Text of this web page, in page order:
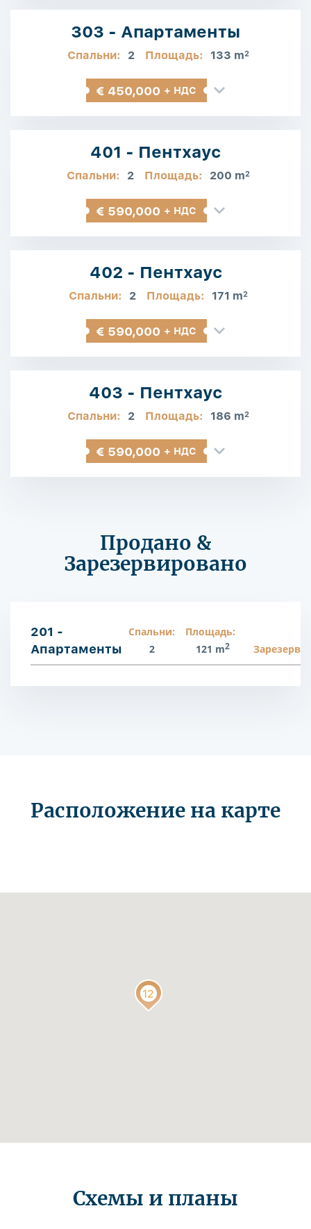
303 - Апартаменты
Спальни: 2 Площадь: 133 m2
€ 450,000 + НДС
401 - Пентхаус
Спальни: 2 Площадь: 200 m2
€ 590,000 + НДС
402 - Пентхаус
Спальни: 2 Площадь: 171 m2
€ 590,000 + НДС
403 - Пентхаус
Спальни: 2 Площадь: 186 m2
€ 590,000 + НДС
Продано &
Зарезервировано
201 -
Апартаменты
Спальни:
2
Площадь:
121 m2
Расположение на карте
Схемы и планы